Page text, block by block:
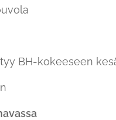
BH-kokeeseen